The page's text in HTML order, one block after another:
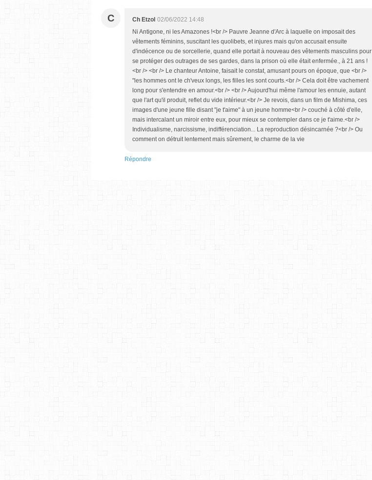
C Ch Etzol 02/06/2022 14:48
Ni Antigone, ni les Amazones !<br /> Pauvre Jeanne d'Arc à laquelle on imposait des
vêtements féminins, suscitant les quolibets, et injures mais qu'on accusait ensuite
d'indécence ou de sorcellerie, quand elle portait à nouveau des vêtements masculins pour
se protéger des outrages de ses gardes, dans la prison où elle était enfermée., à 21 ans !
<br /> <br /> Le chanteur Antoine, faisait le constat, amusant pours on époque, que <br />
"les hommes ont le ch'veux longs, les filles les sont courts.<br /> Cela doit être vachement
long pour s'entendre en amour.<br /> <br /> Aujourd'hui même l'amour les ennuie, autant
que l'art qu'il produit, reflet du vide intérieur.<br /> Je revois, dans un film de Mishima, ces
images d'une jeune fille disant "je t'aime" à un jeune homme<br /> couché à côté d'elle,
mais intercalant un miroir entre eux, pour mieux se contempler dans ce je t'aime.<br />
Individualisme, narcissisme, indifférenciation... La reproduction désincarnée ?<br /> Ou
comment on détruit lentement mais sûrement, le charme de la vie
Répondre